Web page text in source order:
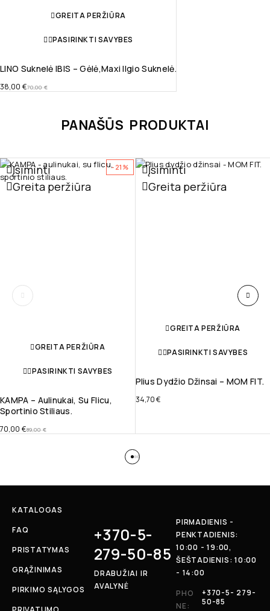
GREITA PERŽIŪRA
PASIRINKTI SAVYBES
LINO Suknelė IBIS – Gėlė,maxi Ilgio Suknelė.
70,00€
38,00 €
PANAŠŪS PRODUKTAI
-21%
Įsiminti
Greita peržiūra
GREITA PERŽIŪRA
PASIRINKTI SAVYBES
KAMPA – Aulinukai, Su Flicu,
Sportinio Stiliaus.
89,00€
70,00 €
Įsiminti
Greita peržiūra
GREITA PERŽIŪRA
PASIRINKTI SAVYBES
Plius Dydžio Džinsai – MOM FIT.
34,70€
KATALOGAS
FAQ
PRISTATYMAS
GRĄŽINIMAS
PIRKIMO SĄLYGOS
+370-5-
279-50-85
DRABUŽIAI IR
AVALYNĖ
PIRMADIENIS -
PENKTADIENIS:
10:00 - 19:00,
ŠEŠTADIENIS: 10:00
- 14:00
PHO
NE:
+370-5- 279-
50-85